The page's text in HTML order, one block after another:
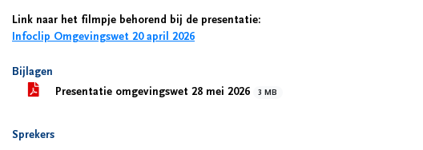
Link naar het filmpje behorend bij de presentatie:
Infoclip Omgevingswet 20 april 2026
Bijlagen
Presentatie omgevingswet 28 mei 2026
3 MB
Sprekers